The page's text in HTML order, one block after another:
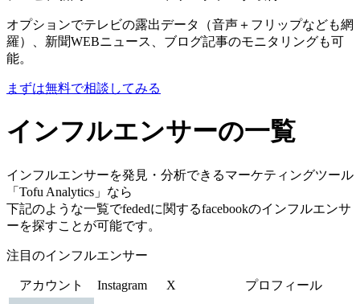
オプションでテレビの露出データ（音声＋フリップなども網
羅）、新聞WEBニュース、ブログ記事のモニタリングも可
能。
まずは無料で相談してみる
インフルエンサーの一覧
インフルエンサーを発見・分析できるマーケティングツール
「Tofu Analytics」なら
下記のような一覧でfededに関するfacebookのインフルエンサ
ーを探すことが可能です。
注目のインフルエンサー
アカウント Instagram X プロフィール